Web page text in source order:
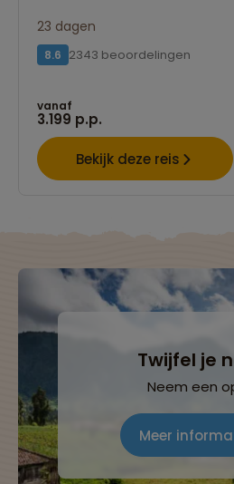
23 dagen
8.6 2343 beoordelingen
vanaf
3.199 p.p.
Bekijk deze reis
Twijfel je
Neem een
Meer